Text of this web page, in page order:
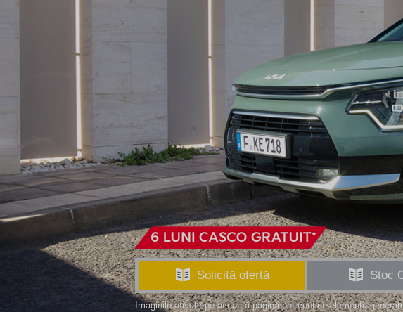
Solicită ofertă Stoc
Imaginile afișate pe această pagină pot conține elemente